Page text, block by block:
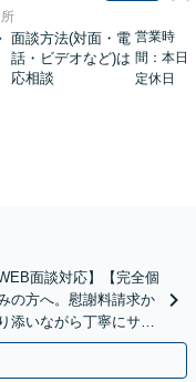
面談方法(対面・電
話・ビデオなど)は
応相談
営業時
間：本日
定休日
面談対応】【完全個
の方へ。慰謝料請求か
添いながら丁寧にサポ